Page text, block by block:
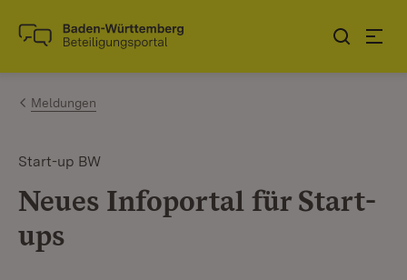
Zum Inhalt springen
Link zur Startseite
Meldungen
Start-up BW
Neues Infoportal für Start-
ups